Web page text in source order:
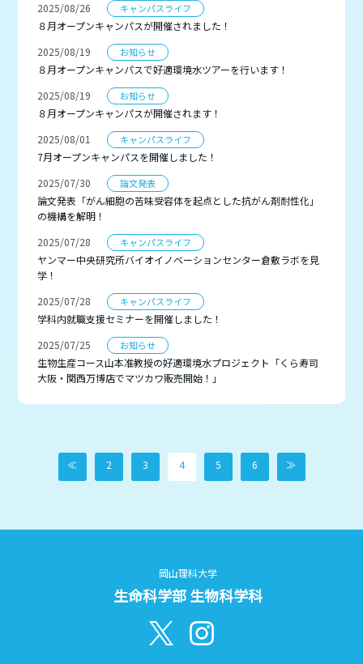
2025/08/26
キャンパスライフ
８月オープンキャンパスが開催されました！
2025/08/19
お知らせ
８月オープンキャンパスで好適環境水ツアーを行います！
2025/08/19
お知らせ
８月オープンキャンパスが開催されます！
2025/08/01
キャンパスライフ
7月オープンキャンパスを開催しました！
2025/07/30
論文発表
論文発表「がん細胞の苦味受容体を起点とした抗がん剤耐性化」
の機構を解明！
2025/07/28
キャンパスライフ
ヤンマー中央研究所バイオイノベーションセンター倉敷ラボを見
学！
2025/07/28
キャンパスライフ
学科内就職支援セミナーを開催しました！
2025/07/25
お知らせ
生物生産コース山本准教授の好適環境水プロジェクト「くら寿司
大阪・関西万博店でマツカワ販売開始！」
≪ 2 3 4 5 6 ≫
岡山理科大学
生命科学部 生物科学科